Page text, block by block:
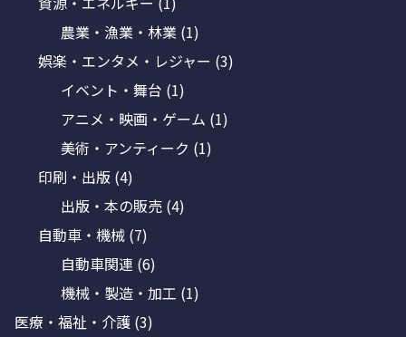
農業・漁業・林業 (1)
娯楽・エンタメ・レジャー (3)
イベント・舞台 (1)
アニメ・映画・ゲーム (1)
美術・アンティーク (1)
印刷・出版 (4)
出版・本の販売 (4)
自動車・機械 (7)
自動車関連 (6)
機械・製造・加工 (1)
医療・福祉・介護 (3)